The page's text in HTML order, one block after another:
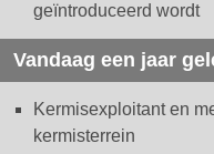
geïntroduceerd wordt
Vandaag een jaar
Kermisexploitant en
kermisterrein